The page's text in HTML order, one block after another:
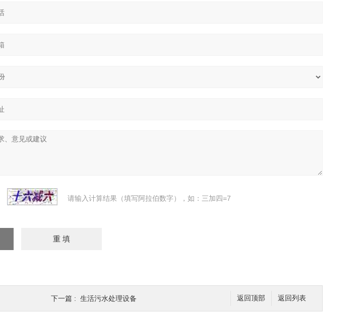
请输入计算结果（填写阿拉伯数字），如：三加四=7
返回列表
返回顶部
下一篇 : 生活污水处理设备